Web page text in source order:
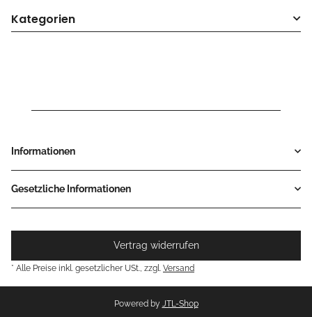
Kategorien
Informationen
Gesetzliche Informationen
Vertrag widerrufen
* Alle Preise inkl. gesetzlicher USt., zzgl. Versand
Powered by JTL-Shop